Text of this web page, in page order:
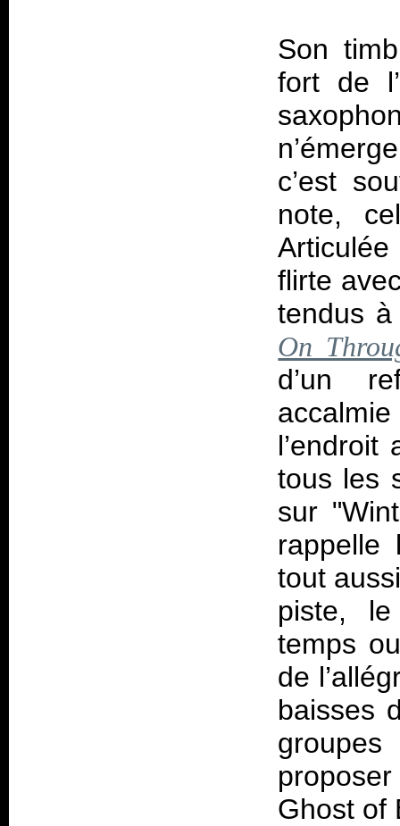
Son
fort de
c’est
note,
Articulée
flirte
tendus
On
d’un
l’endroit
tous les
sur
rappelle
tout
piste,
temps
de
baisses
Ghost of